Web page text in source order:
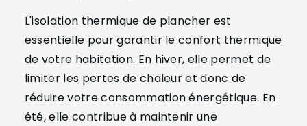
L'isolation thermique de plancher est
essentielle pour garantir le confort thermique
de votre habitation. En hiver, elle permet de
limiter les pertes de chaleur et donc de
réduire votre consommation énergétique. En
été, elle contribue à maintenir une